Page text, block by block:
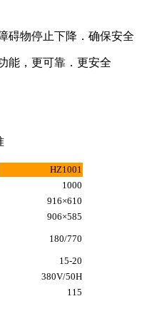
碍物停止下降．确保安全
能，更可靠．更安全
HZ1001
1000
916×610
906×585
180/770
15-20
380V/50H
115